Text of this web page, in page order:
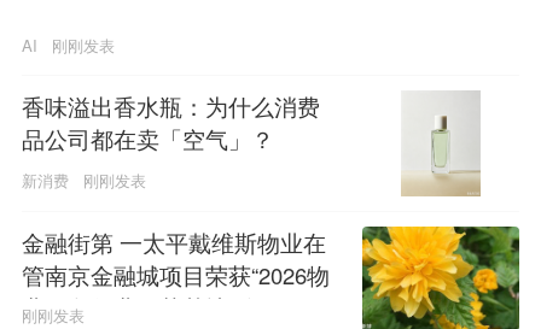
AI 刚刚发表
香味溢出香水瓶：为什么消费
品公司都在卖「空气」？
新消费 刚刚发表
金融街第 一太平戴维斯物业在
管南京金融城项目荣获“2026物
业服务行业示范基地”称号
刚刚发表